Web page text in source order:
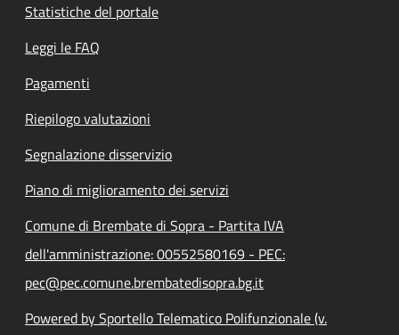
Statistiche del portale
Leggi le FAQ
Pagamenti
Riepilogo valutazioni
Segnalazione disservizio
Piano di miglioramento dei servizi
Comune di Brembate di Sopra - Partita IVA
dell'amministrazione: 00552580169 - PEC:
pec@pec.comune.brembatedisopra.bg.it
Powered by Sportello Telematico Polifunzionale (v.